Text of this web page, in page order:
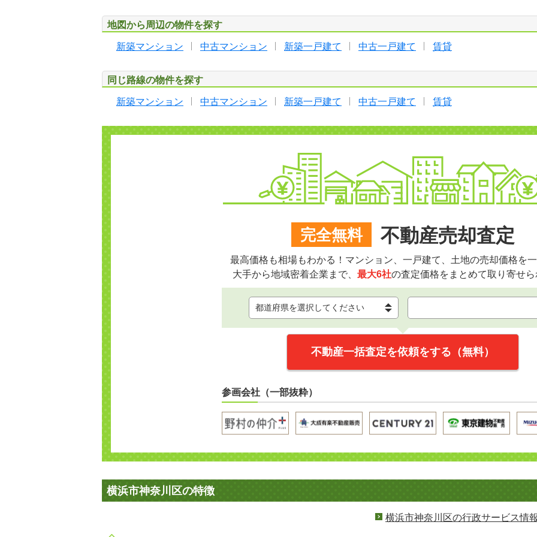
地図から周辺の物件を探す
新築マンション 中古マンション 新築一戸建て 中古一戸建て 賃貸
同じ路線の物件を探す
新築マンション 中古マンション 新築一戸建て 中古一戸建て 賃貸
完全無料 不動産売却査定
最高価格も相場もわかる！マンション、一戸建て、土地の売却価格を
大手から地域密着企業まで、 最大6社の査定価格をまとめて取り寄せ
不動産一括査定を依頼をする（無料）
参画会社（一部抜粋）
横浜市神奈川区の特徴
横浜市神奈川区の行政サービス情